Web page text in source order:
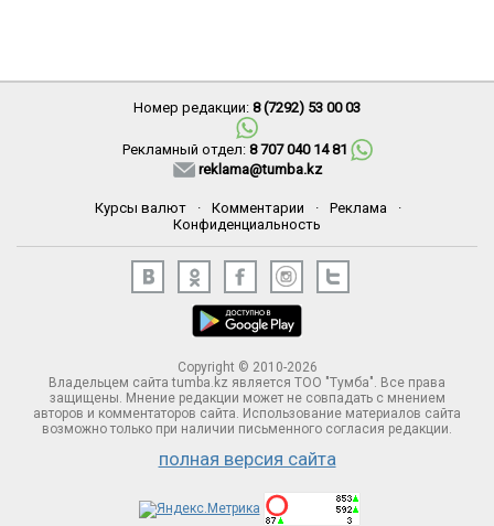
Номер редакции: 8 (7292) 53 00 03
Рекламный отдел: 8 707 040 14 81
reklama@tumba.kz
Курсы валют · Комментарии · Реклама
·
Конфиденциальность
Copyright © 2010-2026
Владельцем сайта tumba.kz является ТОО "Тумба". Все права
защищены. Мнение редакции может не совпадать с мнением
авторов и комментаторов сайта. Использование материалов сайта
возможно только при наличии письменного согласия редакции.
полная версия сайта